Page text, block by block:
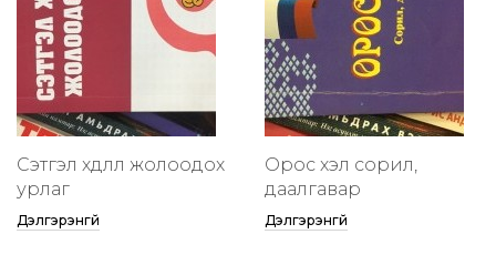
Сэтгэл хөдлөлөө жолоодох
урлаг
Дэлгэрэнгүй
Орос хэл сорил,
даалгавар
Дэлгэрэнгүй